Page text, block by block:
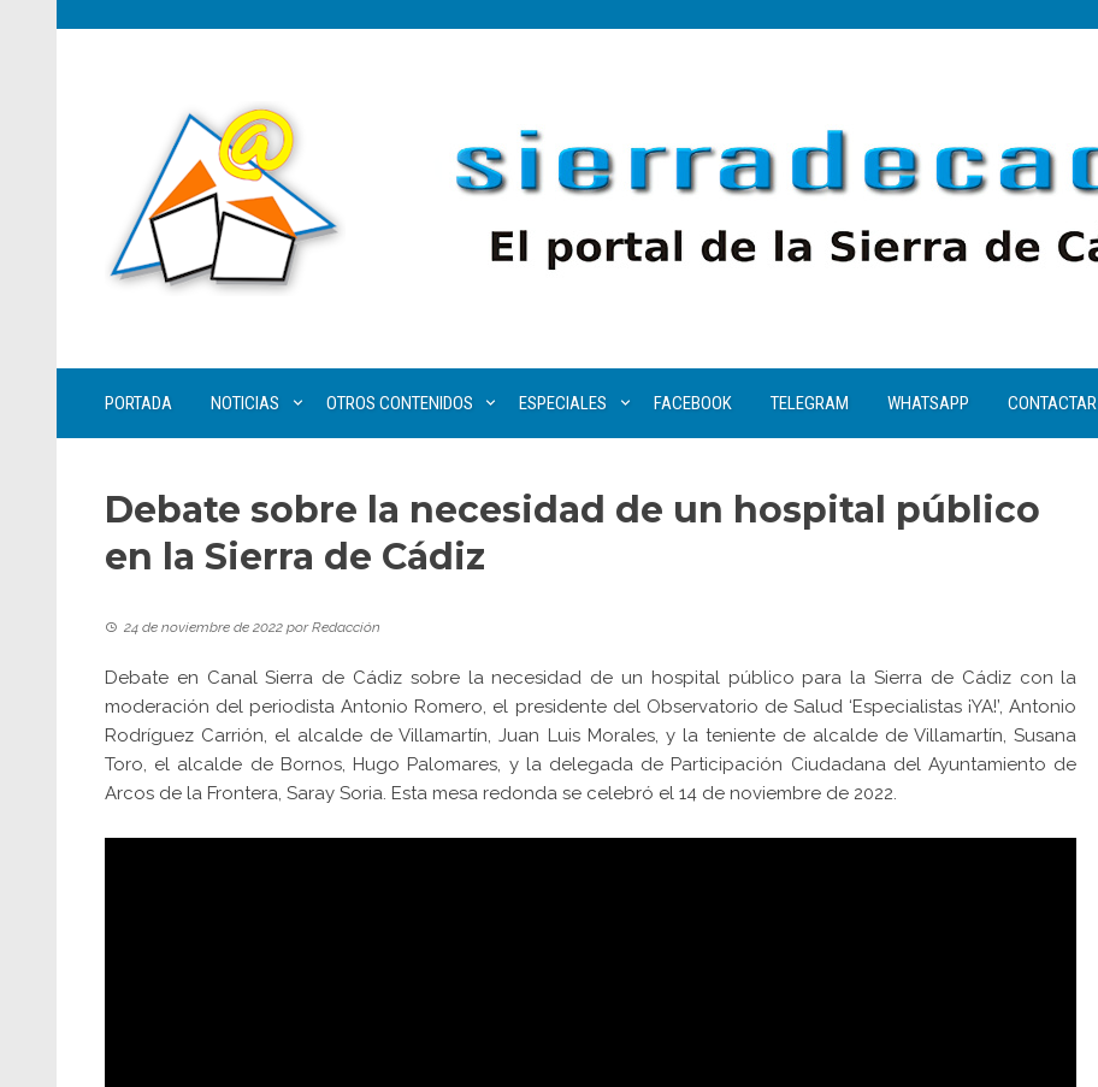
PORTADA NOTICIAS OTROS CONTENIDOS ESPECIALES FACEBOOK TELEGRAM WHATSAPP CONTACTAR
Debate sobre la necesidad de un hospital público
en la Sierra de Cádiz
24 de noviembre de 2022 porRedacción
Debate en Canal Sierra de Cádiz sobre la necesidad de un hospital público para la Sierra de Cádiz con la
moderación del periodista Antonio Romero, el presidente del Observatorio de Salud ‘Especialistas ¡YA!’,Antonio
Rodríguez Carrión, el alcalde de Villamartín, Juan Luis Morales, y la teniente de alcalde de Villamartín, Susana
Toro, el alcalde de Bornos, Hugo Palomares, y la delegada de Participación Ciudadana del Ayuntamiento de
Arcos de la Frontera, Saray Soria. Esta mesa redonda se celebró el 14 de noviembre de 2022.